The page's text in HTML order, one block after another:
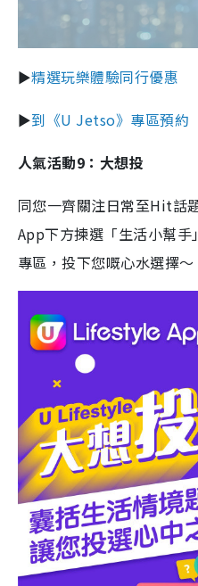
►精選玩樂體驗同行優惠
►到《U Jetso》專區預約
人氣活動9：大想投
同您一齊關注日常至Hit話
App下方揀選「生活小幫手
專區，投下您嘅心水選擇～